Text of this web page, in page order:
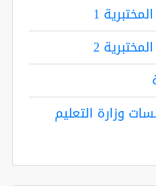
1
2
وزارة التعليم